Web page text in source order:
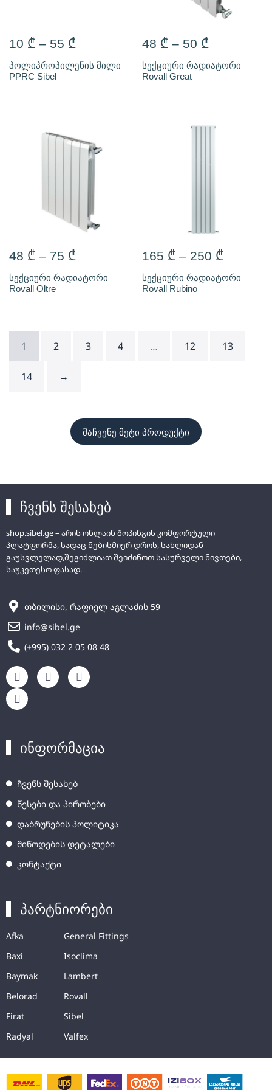
10 ₾ – 55 ₾
პოლიპროპილენის მილი
PPRC Sibel
48 ₾ – 50 ₾
სექციური რადიატორი
Rovall Great
48 ₾ – 75 ₾
სექციური რადიატორი
Rovall Oltre
165 ₾ – 250 ₾
სექციური რადიატორი
Rovall Rubino
1 2 3 4 … 12 13
14 →
მაჩვენე მეტი პროდუქტი
ჩვენს შესახებ
shop.sibel.ge – არის ონლაინ შოპინგის კომფორტული
პლატფორმა, სადაც ნებისმიერ დროს, სახლიდან
გაუსვლელად,შეგიძლიათ შეიძინოთ სასურველი ნივთები,
საუკეთესო ფასად.
თბილისი, რაფიელ აგლაძის 59
info@sibel.ge
(+995) 032 2 05 08 48
ინფორმაცია
ჩვენს შესახებ
წესები და პირობები
დაბრუნების პოლიტიკა
მიწოდების დეტალები
კონტაქტი
პარტნიორები
Afka
Baxi
Baymak
Belorad
Firat
Radyal
General Fittings
Isoclima
Lambert
Rovall
Sibel
Valfex